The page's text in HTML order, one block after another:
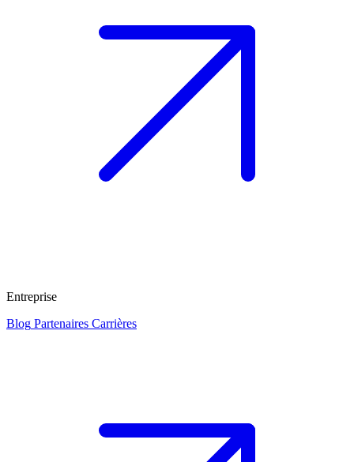
Entreprise
Blog Partenaires Carrières